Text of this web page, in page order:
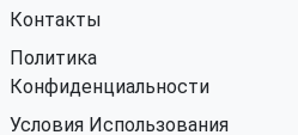
Контакты
Политика
Конфиденциальности
Условия Использования